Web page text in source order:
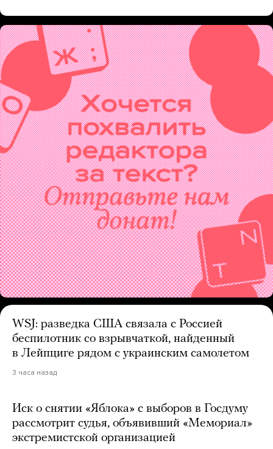
WSJ: разведка США связала с Россией
беспилотник со взрывчаткой, найденный
в Лейпциге рядом с украинским самолетом
3 часа назад
Иск о снятии «Яблока» с выборов в Госдуму
рассмотрит судья, объявивший «Мемориал»
экстремистской организацией